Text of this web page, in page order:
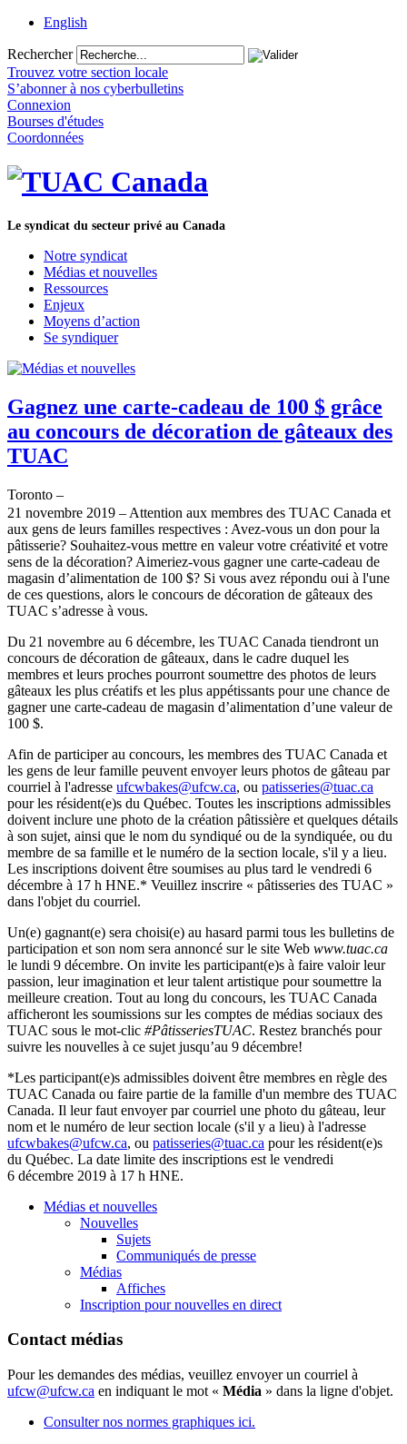
English
Rechercher
Trouvez votre section locale
S’abonner à nos cyberbulletins
Connexion
Bourses d'études
Coordonnées
Le syndicat du secteur privé au Canada
Notre syndicat
Médias et nouvelles
Ressources
Enjeux
Moyens d’action
Se syndiquer
Gagnez une carte-cadeau de 100 $ grâce
au concours de décoration de gâteaux des
TUAC
Toronto –
21 novembre 2019 – Attention aux membres des TUAC Canada et
aux gens de leurs familles respectives : Avez-vous un don pour la
pâtisserie? Souhaitez-vous mettre en valeur votre créativité et votre
sens de la décoration? Aimeriez-vous gagner une carte-cadeau de
magasin d’alimentation de 100 $? Si vous avez répondu oui à l'une
de ces questions, alors le concours de décoration de gâteaux des
TUAC s’adresse à vous.
Du 21 novembre au 6 décembre, les TUAC Canada tiendront un
concours de décoration de gâteaux, dans le cadre duquel les
membres et leurs proches pourront soumettre des photos de leurs
gâteaux les plus créatifs et les plus appétissants pour une chance de
gagner une carte-cadeau de magasin d’alimentation d’une valeur de
100 $.
Afin de participer au concours, les membres des TUAC Canada et
les gens de leur famille peuvent envoyer leurs photos de gâteau par
courriel à l'adresse ufcwbakes@ufcw.ca, ou patisseries@tuac.ca
pour les résident(e)s du Québec. Toutes les inscriptions admissibles
doivent inclure une photo de la création pâtissière et quelques détails
à son sujet, ainsi que le nom du syndiqué ou de la syndiquée, ou du
membre de sa famille et le numéro de la section locale, s'il y a lieu.
Les inscriptions doivent être soumises au plus tard le vendredi 6
décembre à 17 h HNE.* Veuillez inscrire « pâtisseries des TUAC »
dans l'objet du courriel.
Un(e) gagnant(e) sera choisi(e) au hasard parmi tous les bulletins de
participation et son nom sera annoncé sur le site Web www.tuac.ca
le lundi 9 décembre. On invite les participant(e)s à faire valoir leur
passion, leur imagination et leur talent artistique pour soumettre la
meilleure creation. Tout au long du concours, les TUAC Canada
afficheront les soumissions sur les comptes de médias sociaux des
TUAC sous le mot-clic #PâtisseriesTUAC. Restez branchés pour
suivre les nouvelles à ce sujet jusqu’au 9 décembre!
*Les participant(e)s admissibles doivent être membres en règle des
TUAC Canada ou faire partie de la famille d'un membre des TUAC
Canada. Il leur faut envoyer par courriel une photo du gâteau, leur
nom et le numéro de leur section locale (s'il y a lieu) à l'adresse
ufcwbakes@ufcw.ca, ou patisseries@tuac.ca pour les résident(e)s
du Québec. La date limite des inscriptions est le vendredi
6 décembre 2019 à 17 h HNE.
Médias et nouvelles
Nouvelles
Sujets
Communiqués de presse
Médias
Affiches
Inscription pour nouvelles en direct
Contact médias
Pour les demandes des médias, veuillez envoyer un courriel à
ufcw@ufcw.ca en indiquant le mot « Média » dans la ligne d'objet.
Consulter nos normes graphiques ici.